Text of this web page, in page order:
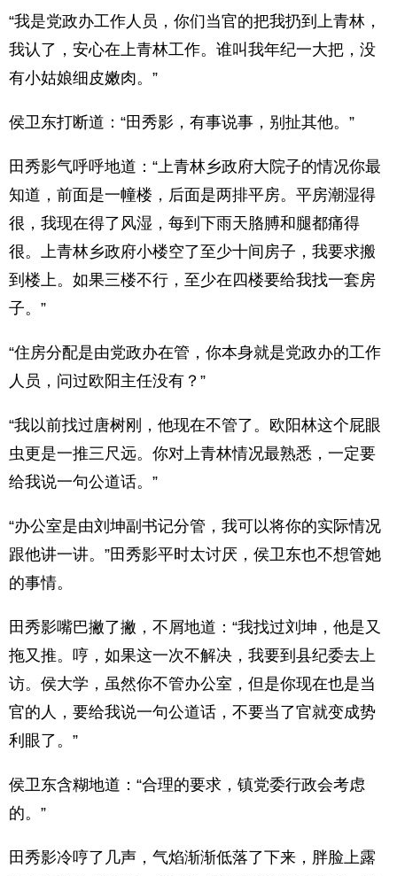
“我是党政办工作人员，你们当官的把我扔到上青林，
我认了，安心在上青林工作。谁叫我年纪一大把，没
有小姑娘细皮嫩肉。”
侯卫东打断道：“田秀影，有事说事，别扯其他。”
田秀影气呼呼地道：“上青林乡政府大院子的情况你最
知道，前面是一幢楼，后面是两排平房。平房潮湿得
很，我现在得了风湿，每到下雨天胳膊和腿都痛得
很。上青林乡政府小楼空了至少十间房子，我要求搬
到楼上。如果三楼不行，至少在四楼要给我找一套房
子。”
“住房分配是由党政办在管，你本身就是党政办的工作
人员，问过欧阳主任没有？”
“我以前找过唐树刚，他现在不管了。欧阳林这个屁眼
虫更是一推三尺远。你对上青林情况最熟悉，一定要
给我说一句公道话。”
“办公室是由刘坤副书记分管，我可以将你的实际情况
跟他讲一讲。”田秀影平时太讨厌，侯卫东也不想管她
的事情。
田秀影嘴巴撇了撇，不屑地道：“我找过刘坤，他是又
拖又推。哼，如果这一次不解决，我要到县纪委去上
访。侯大学，虽然你不管办公室，但是你现在也是当
官的人，要给我说一句公道话，不要当了官就变成势
利眼了。”
侯卫东含糊地道：“合理的要求，镇党委行政会考虑
的。”
田秀影冷哼了几声，气焰渐渐低落了下来，胖脸上露